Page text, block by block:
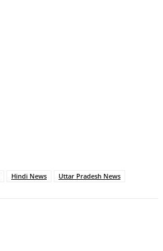
Hindi News Uttar Pradesh News